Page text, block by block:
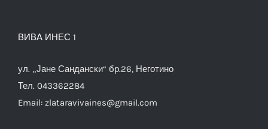
ВИВА ИНЕС 1
ул. „Јане Сандански“ бр.26, Неготино
Тел. 043362284
Email: zlataravivaines@gmail.com